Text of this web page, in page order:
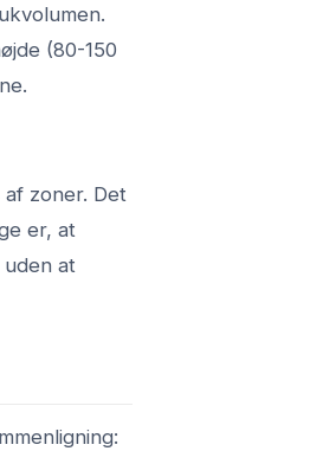
(80-150
zoner. Det
er, at
at